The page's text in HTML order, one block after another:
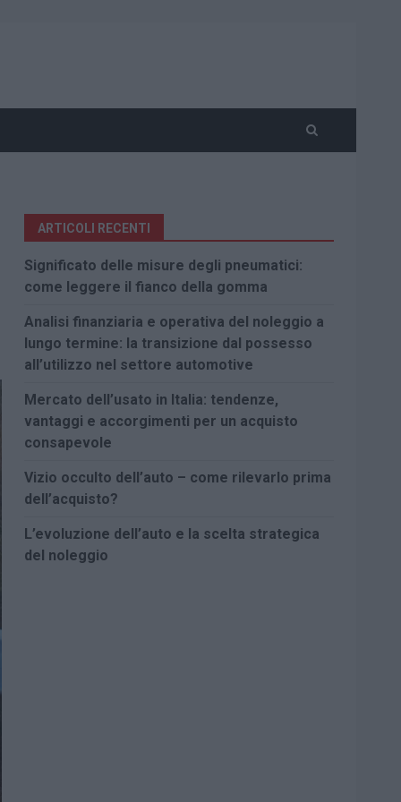
ARTICOLI RECENTI
Significato delle misure degli pneumatici:
come leggere il fianco della gomma
Analisi finanziaria e operativa del noleggio a
lungo termine: la transizione dal possesso
all’utilizzo nel settore automotive
Mercato dell’usato in Italia: tendenze,
vantaggi e accorgimenti per un acquisto
consapevole
Vizio occulto dell’auto – come rilevarlo prima
dell’acquisto?
L’evoluzione dell’auto e la scelta strategica
del noleggio